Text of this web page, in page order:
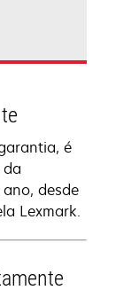
é
desde
Lexmark.